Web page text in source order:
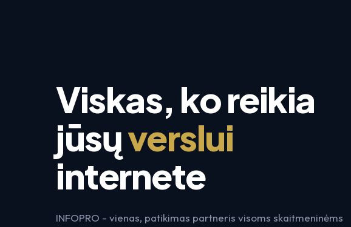
Viskas, ko reikia
jūsųverslui
internete
INFOPRO - vienas, patikimas partneris visoms skaitmeninėms